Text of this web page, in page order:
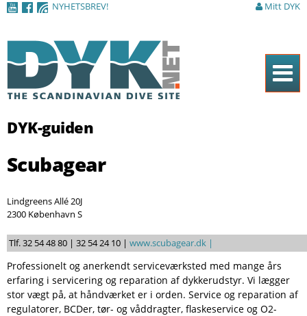
NYHETSBREV! Mitt DYK
Hem
Tidningen
Nyheter
DYK Guiden
Shop
Kontakt
Sök
DYK-guiden
Scubagear
Lindgreens Allé 20J
2300 København S
Tlf. 32 54 48 80 | 32 54 24 10 | www.scubagear.dk |
Professionelt og anerkendt serviceværksted med mange års
erfaring i servicering og reparation af dykkerudstyr. Vi lægger
stor vægt på, at håndværket er i orden. Service og reparation af
regulatorer, BCDer, tør- og våddragter, flaskeservice og O2-